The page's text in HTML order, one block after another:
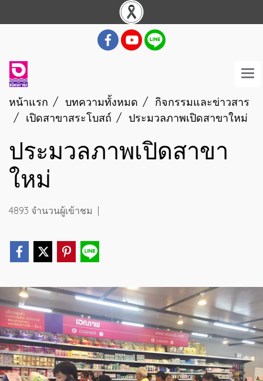
หน้าแรก บทความทั้งหมด
กิจกรรมและข่าวสาร
เปิดสาขาสระโบสถ์
ประมวลภาพเปิดสาขาใหม่
ประมวลภาพเปิดสาขา
ใหม่
4893 จำนวนผู้เข้าชม